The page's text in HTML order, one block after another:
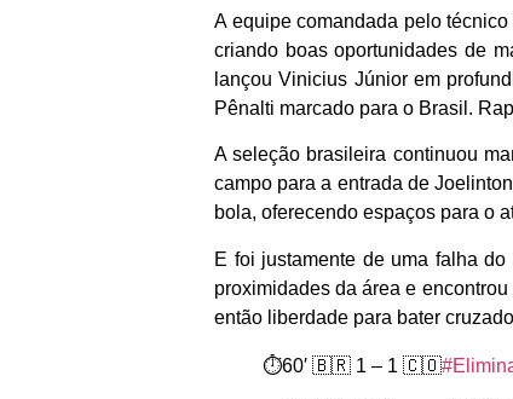
A equipe comandada pelo
criando boas oportunidades de
lançou Vinicius Júnior em
Pênalti marcado para o Brasil.
A seleção brasileira continuou
campo para a entrada de
bola, oferecendo espaços para o
E foi justamente de uma falha
proximidades da área e
então liberdade para bater
⏱️60′ 🇧🇷 1 – 1 🇨🇴